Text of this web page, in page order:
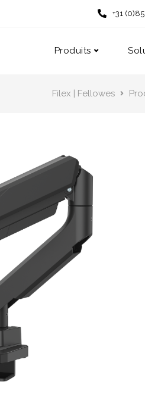
+31
Produits
Filex | Fellowes